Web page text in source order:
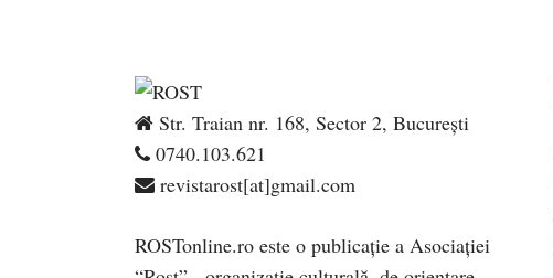
Str. Traian nr. 168, Sector 2, București
0740.103.621
revistarost[at]gmail.com
ROSTonline.ro este o publicaţie a Asociaţiei